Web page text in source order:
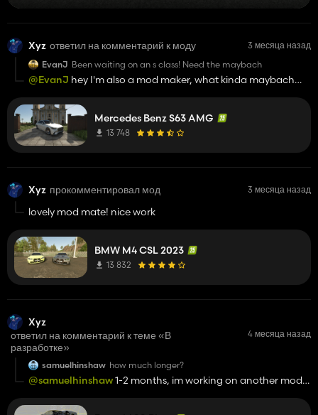
Xyz ответил на комментарий к моду
3 месяца назад
EvanJ Been waiting on an s class! Need the maybach
@EvanJ hey I'm also a mod maker, what kinda maybach
Mercedes Benz S63 AMG
13 748
Xyz прокомментировал мод 3 месяца назад
lovely mod mate! nice work
BMW M4 CSL 2023
13 832
Xyz
ответил на комментарий к теме «В
разработке»
4 месяца назад
samuelhinshaw how much longer?
@samuelhinshaw1-2 months, im working on another mod